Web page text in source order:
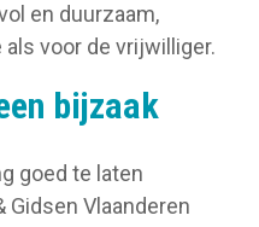
en duurzaam,
voor de vrijwilliger.
bijzaak
goed te laten
Gidsen Vlaanderen